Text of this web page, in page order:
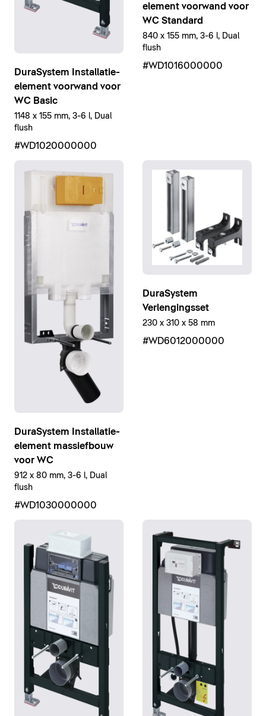
DuraSystem Installatie-
element voorwand voor
WC Basic
1148 x 155 mm, 3-6 l, Dual
flush
#WD1020000000
element voorwand voor
WC Standard
840 x 155 mm, 3-6 l, Dual
flush
#WD1016000000
DuraSystem Installatie-
element massiefbouw
voor WC
912 x 80 mm, 3-6 l, Dual
flush
#WD1030000000
DuraSystem
Verlengingsset
230 x 310 x 58 mm
#WD6012000000